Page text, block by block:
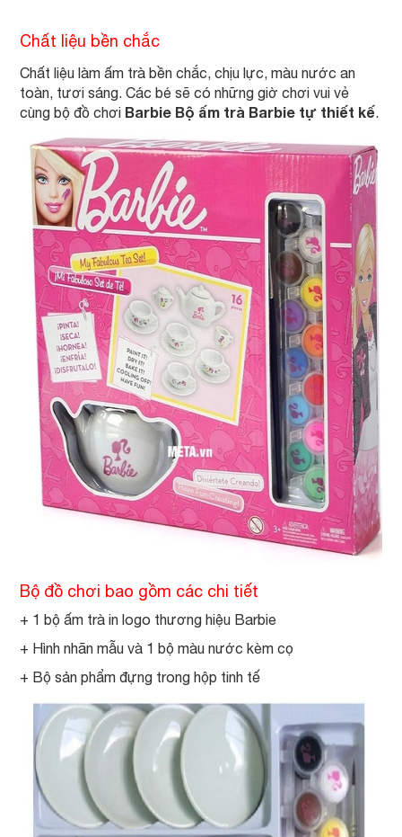
Chất liệu bền chắc
Chất liệu làm ấm trà bền chắc, chịu lực, màu nước an
toàn, tươi sáng. Các bé sẽ có những giờ chơi vui vẻ
cùng bộ đồ chơi Barbie Bộ ấm trà Barbie tự thiết kế.
Bộ đồ chơi bao gồm các chi tiết
+ 1 bộ ấm trà in logo thương hiệu Barbie
+ Hình nhãn mẫu và 1 bộ màu nước kèm cọ
+ Bộ sản phẩm đựng trong hộp tinh tế